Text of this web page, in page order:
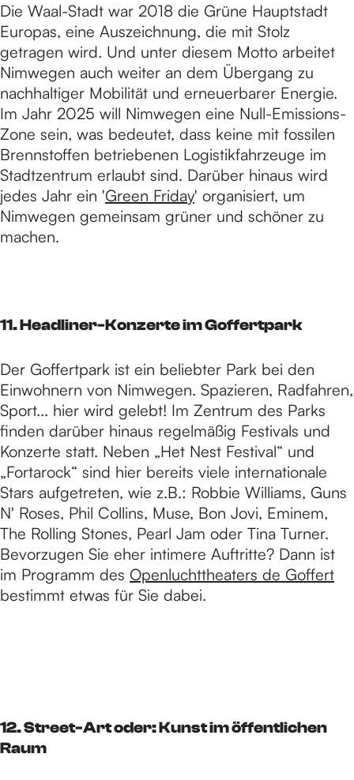
Die Waal-Stadt war 2018 die Grüne Hauptstadt
Europas, eine Auszeichnung, die mit Stolz
getragen wird. Und unter diesem Motto arbeitet
Nimwegen auch weiter an dem Übergang zu
nachhaltiger Mobilität und erneuerbarer Energie.
Im Jahr 2025 will Nimwegen eine Null-Emissions-
Zone sein, was bedeutet, dass keine mit fossilen
Brennstoffen betriebenen Logistikfahrzeuge im
Stadtzentrum erlaubt sind. Darüber hinaus wird
jedes Jahr ein 'Green Friday' organisiert, um
Nimwegen gemeinsam grüner und schöner zu
machen.
11. Headliner-Konzerte im Goffertpark
Der Goffertpark ist ein beliebter Park bei den
Einwohnern von Nimwegen. Spazieren, Radfahren,
Sport... hier wird gelebt! Im Zentrum des Parks
finden darüber hinaus regelmäßig Festivals und
Konzerte statt. Neben „Het Nest Festival“ und
„Fortarock“ sind hier bereits viele internationale
Stars aufgetreten, wie z.B.: Robbie Williams, Guns
N' Roses, Phil Collins, Muse, Bon Jovi, Eminem,
The Rolling Stones, Pearl Jam oder Tina Turner.
Bevorzugen Sie eher intimere Auftritte? Dann ist
im Programm des Openluchttheaters de Goffert
bestimmt etwas für Sie dabei.
12. Street-Art oder: Kunst im öffentlichen
Raum